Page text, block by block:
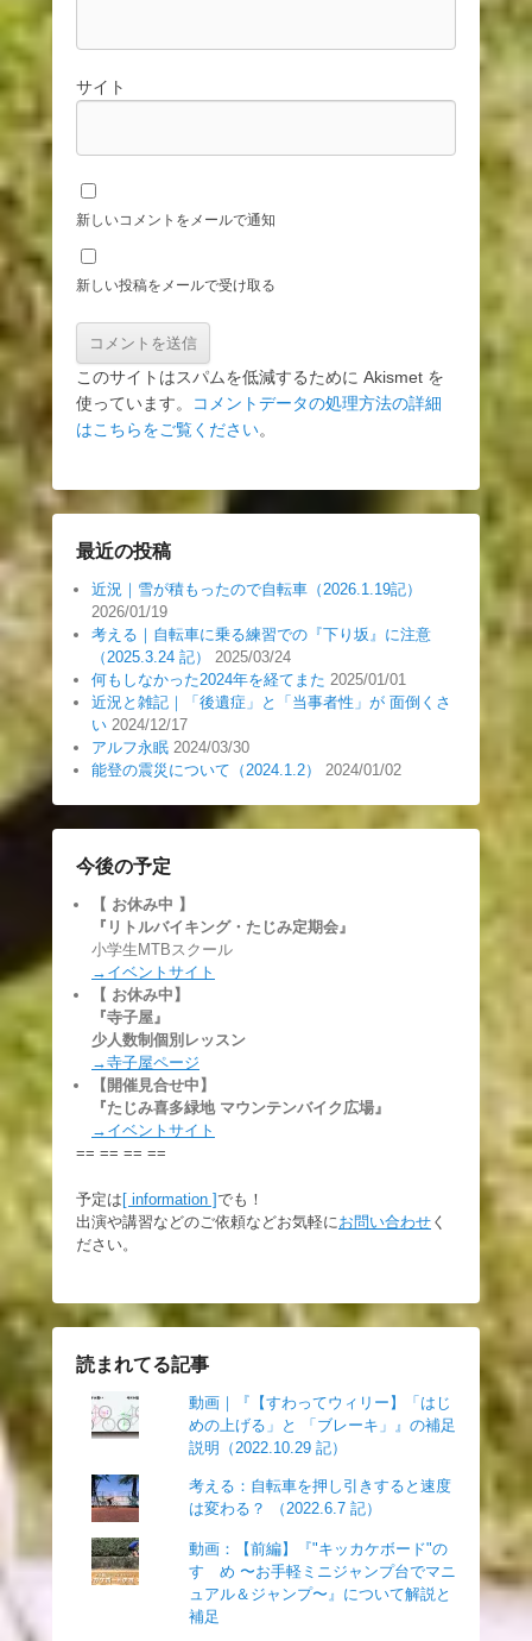
サイト
新しいコメントをメールで通知
新しい投稿をメールで受け取る
このサイトはスパムを低減するために Akismet を
使っています。
コメントデータの処理方法の詳細
はこちらをご覧ください。
最近の投稿
近況｜雪が積もったので自転車（2026.1.19記）
2026/01/19
考える｜自転車に乗る練習での『下り坂』に注意
（2025.3.24 記）
2025/03/24
何もしなかった2024年を経てまた 2025/01/01
近況と雑記｜「後遺症」と「当事者性」が 面倒くさ
い 2024/12/17
アルフ永眠 2024/03/30
能登の震災について（2024.1.2）
2024/01/02
今後の予定
【 お休み中 】
『リトルバイキング・たじみ定期会』
小学生MTBスクール
→イベントサイト
【 お休み中】
『寺子屋』
少人数制個別レッスン
→寺子屋ページ
【開催見合せ中】
『たじみ喜多緑地 マウンテンバイク広場』
→イベントサイト
== == == ==
予定は [ information ]でも！
出演や講習などのご依頼などお気軽に お問い合わせ く
ださい。
読まれてる記事
動画｜『【すわってウィリー】「はじ
めの上げる」と 「ブレーキ」』の補足
説明（2022.10.29 記）
考える：自転車を押し引きすると速度
は変わる？ （2022.6.7 記）
動画：【前編】『"キッカケボード"の
すゝめ 〜お手軽ミニジャンプ台でマニ
ュアル＆ジャンプ〜』について解説と
補足